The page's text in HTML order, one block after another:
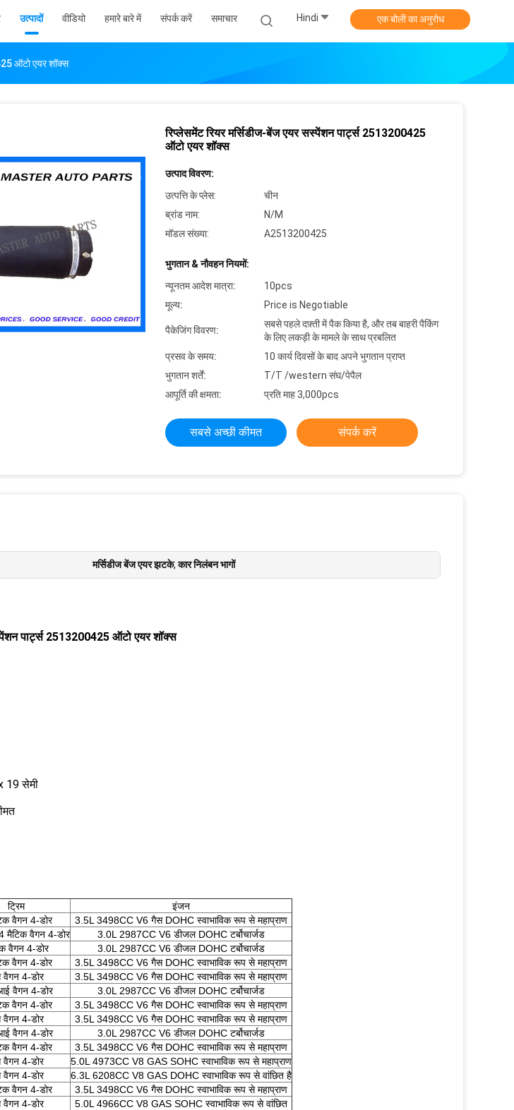
उत्पादों वीडियो हमारे बारे में संपर्क करें समाचार Hindi एक बोली का अनुरोध
ऑटो एयर शॉक्स
रिप्लेसमेंट रियर मर्सिडीज-बेंज एयर सस्पेंशन पार्ट्स 2513200425
ऑटो एयर शॉक्स
उत्पाद विवरण:
उत्पत्ति के प्लेस:
चीन
ब्रांड नाम:
N/M
मॉडल संख्या:
A2513200425
भुगतान & नौवहन नियमों:
न्यूनतम आदेश मात्रा:
10pcs
मूल्य:
Price is Negotiable
पैकेजिंग विवरण:
सबसे पहले दफ़्ती में पैक किया है, और तब बाहरी पैकिंग
के लिए लकड़ी के मामले के साथ प्रबलित
प्रसव के समय:
10 कार्य दिवसों के बाद अपने भुगतान प्राप्त
भुगतान शर्तें:
T/T /western संघ/पेपैल
आपूर्ति की क्षमता:
प्रति माह 3,000pcs
सबसे अच्छी कीमत संपर्क करें
मर्सिडीज बेंज एयर झटके,कार निलंबन भागों
पार्ट्स 2513200425 ऑटो एयर शॉक्स
19 सेमी
ट्रिम
इंजन
वैगन 4-डोर
3.5L 3498CC V6 गैस DOHC स्वाभाविक रूप से महाप्राण
मैटिक वैगन 4-डोर
3.0L 2987CC V6 डीजल DOHC टर्बोचार्जड
वैगन 4-डोर
3.0L 2987CC V6 डीजल DOHC टर्बोचार्जड
वैगन 4-डोर
3.5L 3498CC V6 गैस DOHC स्वाभाविक रूप से महाप्राण
वैगन 4-डोर
3.5L 3498CC V6 गैस DOHC स्वाभाविक रूप से महाप्राण
वैगन 4-डोर
3.0L 2987CC V6 डीजल DOHC टर्बोचार्जड
वैगन 4-डोर
3.5L 3498CC V6 गैस DOHC स्वाभाविक रूप से महाप्राण
वैगन 4-डोर
3.5L 3498CC V6 गैस DOHC स्वाभाविक रूप से महाप्राण
वैगन 4-डोर
3.0L 2987CC V6 डीजल DOHC टर्बोचार्जड
वैगन 4-डोर
3.5L 3498CC V6 गैस DOHC स्वाभाविक रूप से महाप्राण
वैगन 4-डोर
5.0L 4973CC V8 GAS SOHC स्वाभाविक रूप से महाप्राण
वैगन 4-डोर
6.3L 6208CC V8 GAS DOHC स्वाभाविक रूप से वांछित है
वैगन 4-डोर
3.5L 3498CC V6 गैस DOHC स्वाभाविक रूप से महाप्राण
वैगन 4-डोर 5.0L 4966CC V8 GAS SOHC स्वाभाविक रूप से वांछित